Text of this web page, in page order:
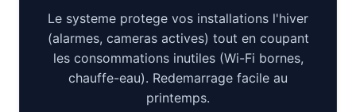
Le systeme protege vos installations l'hiver
(alarmes, cameras actives) tout en coupant
les consommations inutiles (Wi-Fi bornes,
chauffe-eau). Redemarrage facile au
printemps.